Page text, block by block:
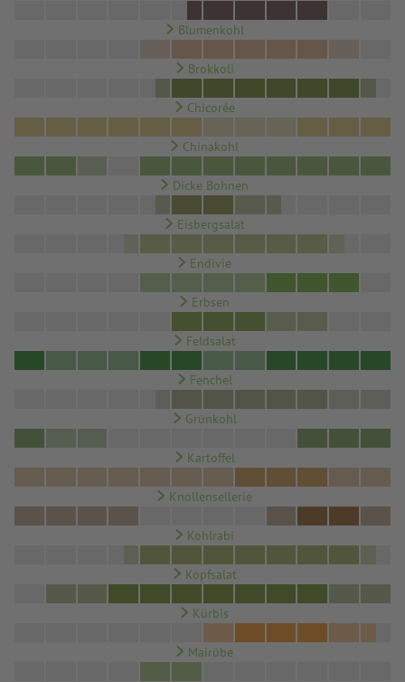
Blumenkohl
Brokkoli
Chicorée
Chinakohl
Dicke Bohnen
Eisbergsalat
Endivie
Erbsen
Feldsalat
Fenchel
Grünkohl
Kartoffel
Knollensellerie
Kohlrabi
Kopfsalat
Kürbis
Mairübe